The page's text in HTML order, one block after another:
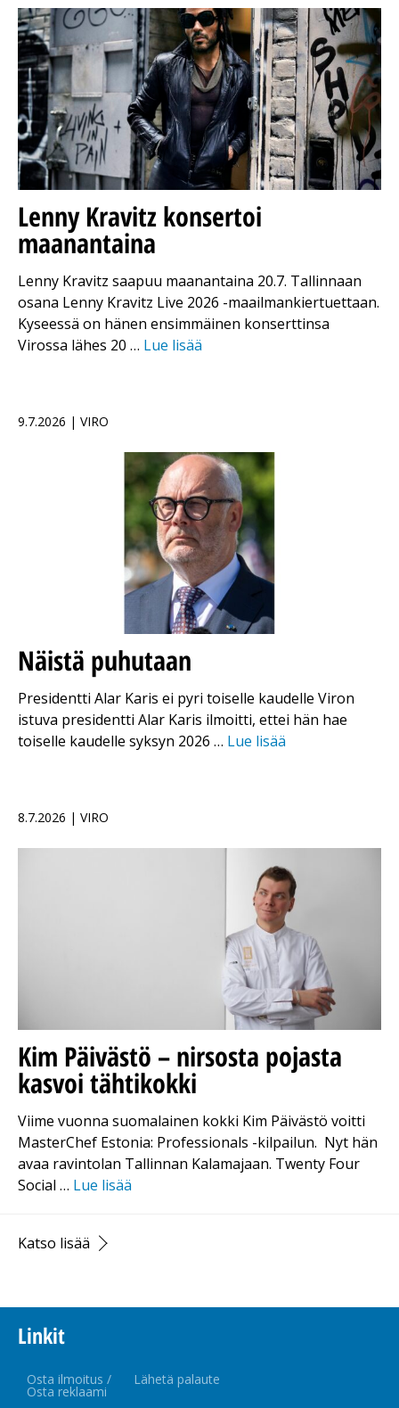
Lenny Kravitz konsertoi
maanantaina
Lenny Kravitz saapuu maanantaina 20.7. Tallinnaan
osana Lenny Kravitz Live 2026 -maailmankiertuettaan.
Kyseessä on hänen ensimmäinen konserttinsa
Virossa lähes 20 … Lue lisää
9.7.2026 | VIRO
Näistä puhutaan
Presidentti Alar Karis ei pyri toiselle kaudelle Viron
istuva presidentti Alar Karis ilmoitti, ettei hän hae
toiselle kaudelle syksyn 2026 … Lue lisää
8.7.2026 | VIRO
Kim Päivästö – nirsosta pojasta
kasvoi tähtikokki
Viime vuonna suomalainen kokki Kim Päivästö voitti
MasterChef Estonia: Professionals -kilpailun. Nyt hän
avaa ravintolan Tallinnan Kalamajaan. Twenty Four
Social … Lue lisää
Katso lisää
Linkit
Osta ilmoitus /
Osta reklaami
Lähetä palaute